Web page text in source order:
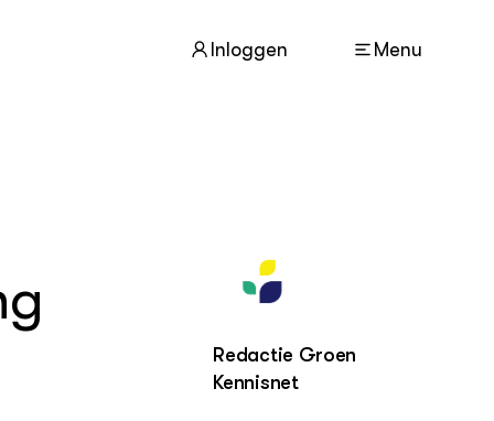
Inloggen Menu
Redactie Groen
Kennisnet